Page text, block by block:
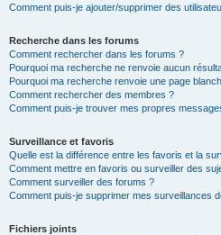
Comment puis-je ajouter/supprimer des
Recherche dans les forums
Comment rechercher dans les forums ?
Pourquoi ma recherche ne renvoie aucun
Pourquoi ma recherche renvoie une page
Comment rechercher des membres ?
Comment puis-je trouver mes propres
Surveillance et favoris
Quelle est la différence entre les favoris et la
Comment mettre en favoris ou surveiller des
Comment surveiller des forums ?
Comment puis-je supprimer mes surveillances
Fichiers joints